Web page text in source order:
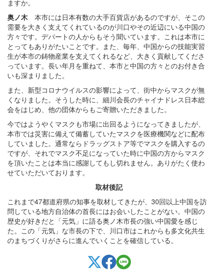
ますか。
奥ノ木 本市には日本有数の大手百貨店があるのですが、そこの
需要を大きく支えてくれているのが川口やその近辺にいる中国の
方々です。デパートの人からもそう聞いています。これは本市に
とってもありがたいことです。また、毎年、中国からの技能実習
生が本市の鋳物産業を支えてくれるなど、大きく貢献してくださ
っています。長い年月を重ねて、本市と中国の方々とのお付き合
いも深まりました。
また、新型コロナウイルスの影響によって、街中からマスクが無
くなりました。そうした時に、細川会長のチャイナドレス日本総
会をはじめ、他の団体からもご寄贈いただきました。
今ではようやくマスクも市場に出回るようになってきましたが、
本市では災害に備えて備蓄していたマスクを医療機関などに配布
していました。通常ならドラッグストア等でマスクを購入するの
ですが、それでマスク不足になっていた時に中国の方からマスク
を頂いたことは本当に感謝してもし切れません。ありがたく使わ
せていただいております。
取材後記
これまで47都道府県の知事を取材してきたが、30回以上中国を訪
問している地方自治体の首長にはお会いしたことがない。中国の
歴史が好きだと「元気」に語る奥ノ木市長の強い中国愛を感じ
た。この「元気」な市長の下で、川口市はこれからも多文化共生
のまちづくりがさらに進んでいくことを確信している。